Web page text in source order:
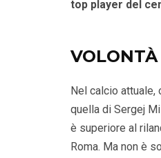
top player del
Nel calcio attuale,
quella di Sergej
è superiore al
Roma. Ma non è